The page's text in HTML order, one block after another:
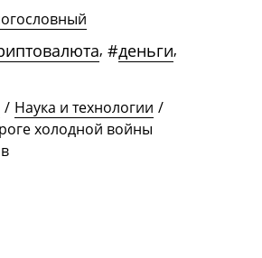
, #деньги,
/ Наука и технологии /
холодной войны